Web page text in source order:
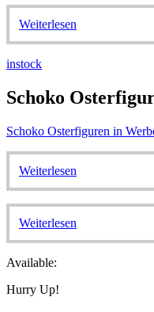
Weiterlesen
instock
Schoko
Schoko Osterfiguren in
Weiterlesen
Weiterlesen
Available:
Hurry Up!